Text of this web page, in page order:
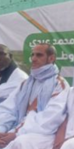
…/ بين
المغاضبين